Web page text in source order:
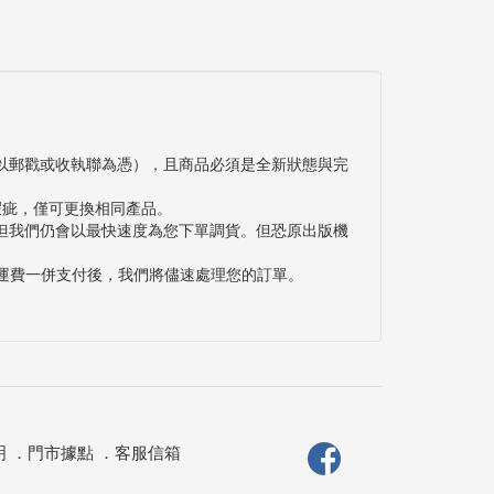
戳或收執聯為憑），且商品必須是全新狀態與完
，僅可更換相同產品。
們仍會以最快速度為您下單調貨。但恐原出版機
一併支付後，我們將儘速處理您的訂單。
． 門市據點． 客服信箱